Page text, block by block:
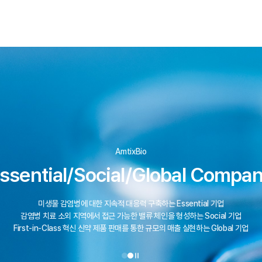
AmtixBio
Social/Global
미생물 감염병에 대한 지속적 대응력 구축하는 Essential 기업
감염병 치료 소외 지역에서 접근 가능한 밸류 체인을 형성하는 Social 기업
First-in-Class 혁신 신약 제품 판매를 통한 규모의 매출 실현하는 Global 기업